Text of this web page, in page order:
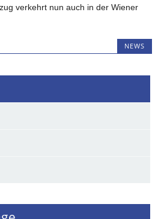
verkehrt nun auch in der Wiener
NEWS